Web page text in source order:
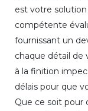
est votre
compétente
fournissant un
chaque détail de
à la finition
délais pour que
Que ce soit pour